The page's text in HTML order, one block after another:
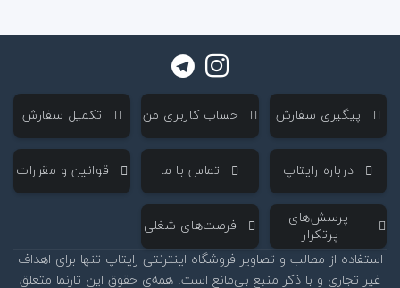
‌ پیگیری سفارش ‌ حساب کاربری من ‌ تکمیل سفارش
‌ درباره رایتاپ ‌ تماس با ما ‌ قوانین و مقررات
‌ پرسش‌های
پرتکرار
‌ فرصت‌های شغلی
استفاده از مطالب و تصاویر فروشگاه اینترنتی رایتاپ تنها برای اهداف
غیر تجاری و با ذکر منبع بی‌مانع است. همه‌ی حقوق این تارنما متعلق